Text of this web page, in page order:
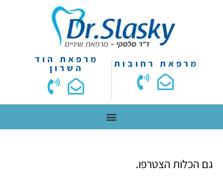
מרפאת הוד
השרון מרפאת רחובות
גם הכלות הצטרפו.